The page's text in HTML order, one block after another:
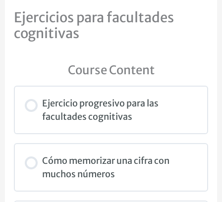
Ejercicios para facultades
cognitivas
Course Content
Ejercicio progresivo para las
facultades cognitivas
Cómo memorizar una cifra con
muchos números